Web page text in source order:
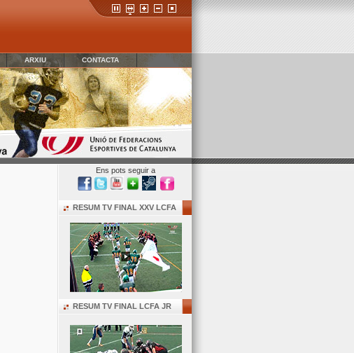
ARXIU CONTACTA
Ens pots seguir a
RESUM TV FINAL XXV LCFA
RESUM TV FINAL LCFA JR